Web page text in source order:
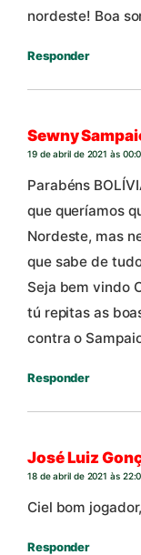
nordeste! Boa
Responder
Sewny
19 de abril de 2021 às
Parabéns
que queríamos
Nordeste, mas
que sabe de
Seja bem vindo
tú repitas as
contra o
Responder
José Luiz
18 de abril de 2021 às
Ciel bom
Responder